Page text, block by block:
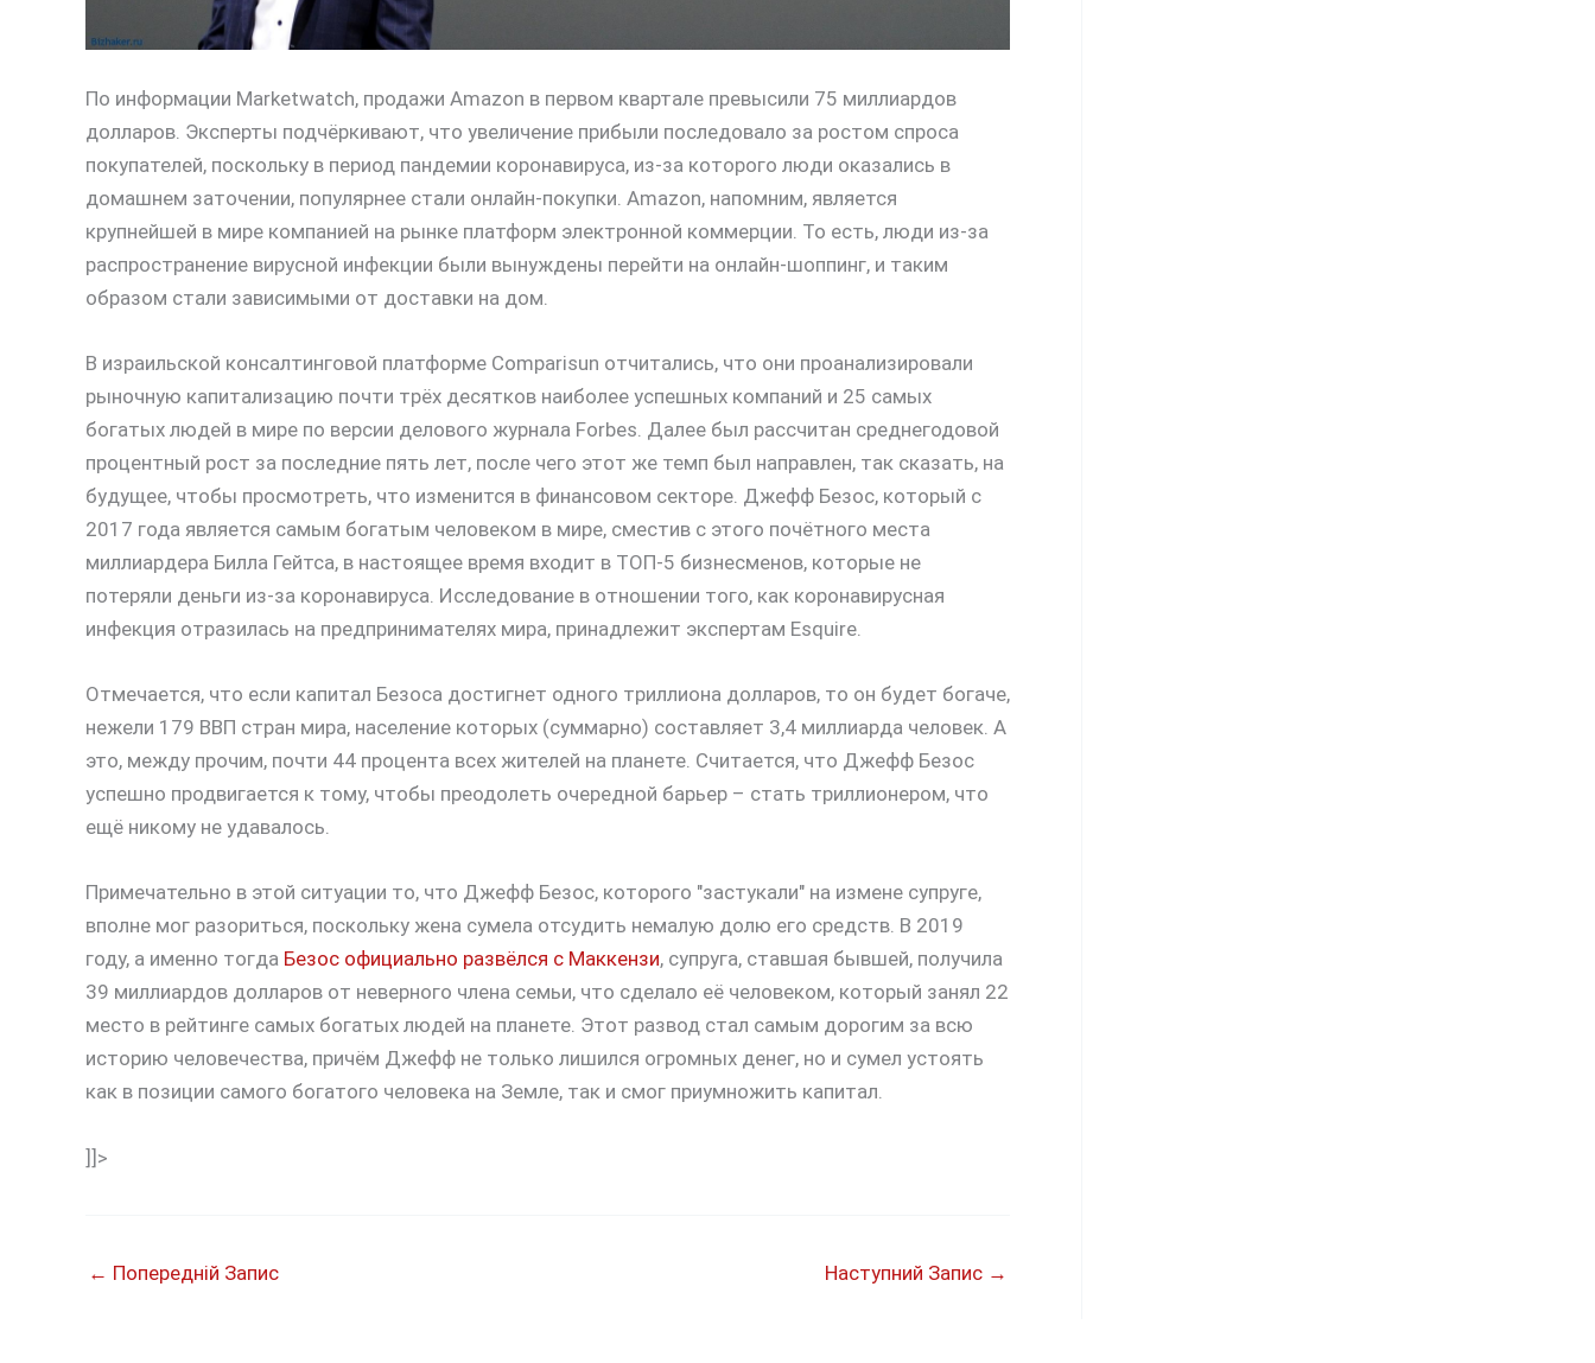
По информации Marketwatch, продажи Amazon в первом квартале превысили 75 миллиардов
долларов. Эксперты подчёркивают, что увеличение прибыли последовало за ростом спроса
покупателей, поскольку в период пандемии коронавируса, из-за которого люди оказались в
домашнем заточении, популярнее стали онлайн-покупки. Amazon, напомним, является
крупнейшей в мире компанией на рынке платформ электронной коммерции. То есть, люди из-за
распространение вирусной инфекции были вынуждены перейти на онлайн-шоппинг, и таким
образом стали зависимыми от доставки на дом.
В израильской консалтинговой платформе Comparisun отчитались, что они проанализировали
рыночную капитализацию почти трёх десятков наиболее успешных компаний и 25 самых
богатых людей в мире по версии делового журнала Forbes. Далее был рассчитан среднегодовой
процентный рост за последние пять лет, после чего этот же темп был направлен, так сказать, на
будущее, чтобы просмотреть, что изменится в финансовом секторе. Джефф Безос, который с
2017 года является самым богатым человеком в мире, сместив с этого почётного места
миллиардера Билла Гейтса, в настоящее время входит в ТОП-5 бизнесменов, которые не
потеряли деньги из-за коронавируса. Исследование в отношении того, как коронавирусная
инфекция отразилась на предпринимателях мира, принадлежит экспертам Esquire.
Отмечается, что если капитал Безоса достигнет одного триллиона долларов, то он будет богаче,
нежели 179 ВВП стран мира, население которых (суммарно) составляет 3,4 миллиарда человек. А
это, между прочим, почти 44 процента всех жителей на планете. Считается, что Джефф Безос
успешно продвигается к тому, чтобы преодолеть очередной барьер – стать триллионером, что
ещё никому не удавалось.
Примечательно в этой ситуации то, что Джефф Безос, которого "застукали" на измене супруге,
вполне мог разориться, поскольку жена сумела отсудить немалую долю его средств. В 2019
году, а именно тогда Безос официально развёлся с Маккензи, супруга, ставшая бывшей, получила
39 миллиардов долларов от неверного члена семьи, что сделало её человеком, который занял 22
место в рейтинге самых богатых людей на планете. Этот развод стал самым дорогим за всю
историю человечества, причём Джефф не только лишился огромных денег, но и сумел устоять
как в позиции самого богатого человека на Земле, так и смог приумножить капитал.
]]>
← Попередній Запис Наступний Запис →